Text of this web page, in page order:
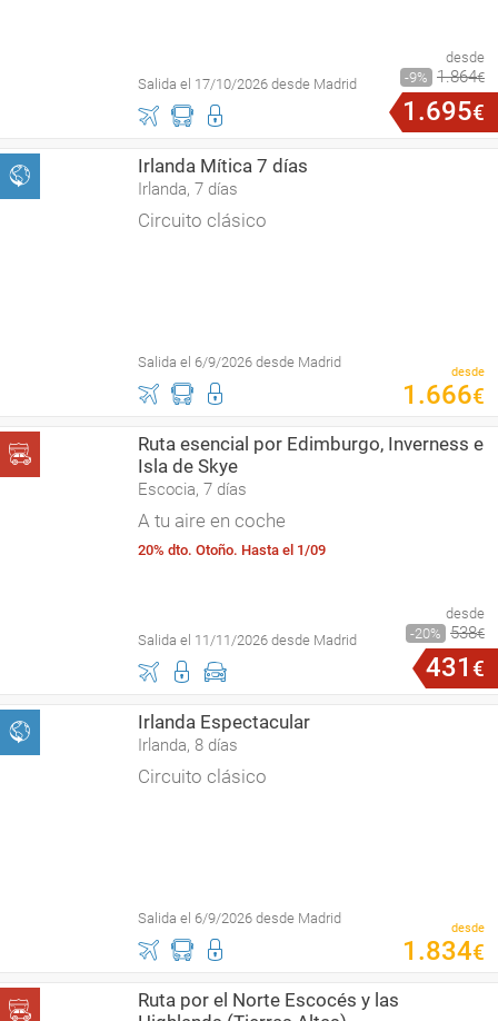
Salida el 17/10/2026 desde Madrid
desde
9
1.864€
1 .695€
Irlanda Mítica 7 días
Irlanda, 7 días
Circuito clásico
Salida el 6/9/2026 desde Madrid
desde
1 .666€
Ruta esencial por Edimburgo, Inverness e
Isla de Skye
Escocia, 7 días
A tu aire en coche
20% dto. Otoño. Hasta el 1/09
Salida el 11/11/2026 desde Madrid
desde
20
538€
431 €
Irlanda Espectacular
Irlanda, 8 días
Circuito clásico
Salida el 6/9/2026 desde Madrid
desde
1 .834€
Ruta por el Norte Escocés y las